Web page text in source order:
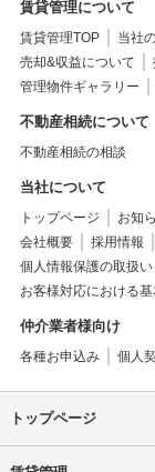
賃貸管理について
賃貸管理TOP 当社
売却&収益について
管理物件ギャラリー
不動産相続について
不動産相続の相談
当社について
トップページ お知
会社概要
採用情報
個人情報保護の取扱い
お客様対応における
仲介業者様向け
各種お申込み 個人
トップページ